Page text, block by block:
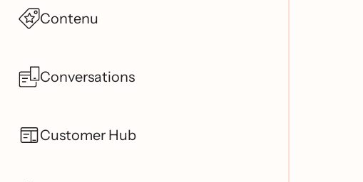
Contenu
Conversations
Customer Hub